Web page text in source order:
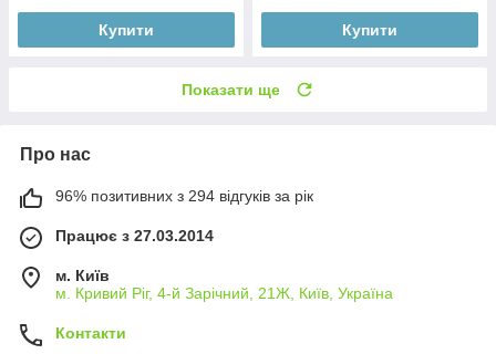
Купити Купити
Показати ще
Про нас
96% позитивних з 294 відгуків за рік
Працює з 27.03.2014
м. Київ
м. Кривий Ріг, 4-й Зарічний, 21Ж, Київ, Україна
Контакти